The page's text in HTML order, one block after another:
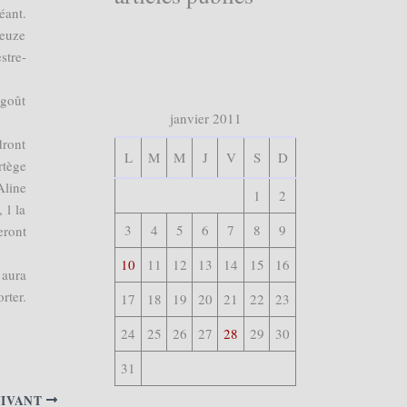
l la
janvier 2011
L M M J V S D
1
2
3
4 5 6 7 8
9
10
11 12 13 14 15
16
17
18 19 20 21 22
23
24
25 26 27 28 29
30
31